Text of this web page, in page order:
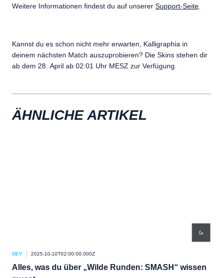
Weitere Informationen findest du auf unserer Support-Seite.
Kannst du es schon nicht mehr erwarten, Kalligraphia in
deinem nächsten Match auszuprobieren? Die Skins stehen dir
ab dem 28. April ab 02:01 Uhr MESZ zur Verfügung.
ÄHNLICHE ARTIKEL
DEV 2025-10-10T02:00:00.000Z
Alles, was du über „Wilde Runden: SMASH“ wissen